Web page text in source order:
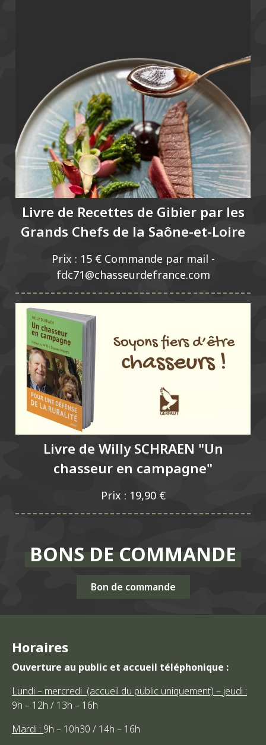
Livre de Recettes de Gibier par les
Grands Chefs de la Saône-et-Loire
Prix : 15 € Commande par mail -
fdc71@chasseurdefrance.com
Livre de Willy SCHRAEN "Un
chasseur en campagne"
Prix : 19,90 €
BONS DE COMMANDE
Bon de commande
Horaires
Ouverture au public et accueil téléphonique :
Lundi – mercredi (accueil du public uniquement) – jeudi :
9h – 12h / 13h – 16h
Mardi : 9h – 10h30 / 14h – 16h